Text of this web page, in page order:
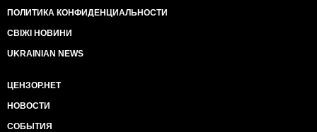
ПОЛИТИКА КОНФИДЕНЦИАЛЬНОСТИ
СВІЖІ НОВИНИ
UKRAINIAN NEWS
ЦЕНЗОР.НЕТ
НОВОСТИ
СОБЫТИЯ